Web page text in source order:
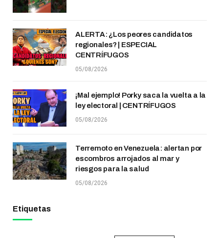
ALERTA: ¿Los peores candidatos
regionales? | ESPECIAL
CENTRÍFUGOS
05/08/2026
¡Mal ejemplo! Porky saca la vuelta a la
ley electoral | CENTRÍFUGOS
05/08/2026
Terremoto en Venezuela: alertan por
escombros arrojados al mar y
riesgos para la salud
05/08/2026
Etiquetas